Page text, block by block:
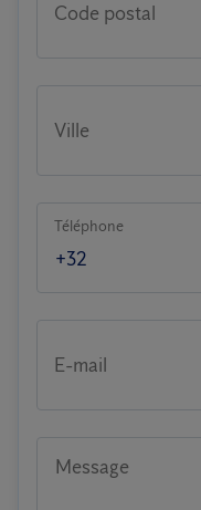
Code postal
Ville
Téléphone
E-mail
Message